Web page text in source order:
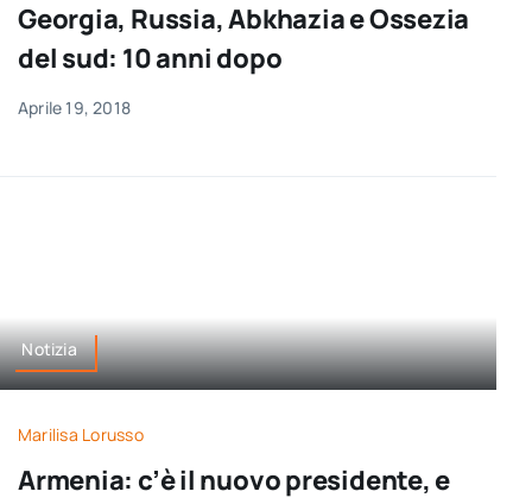
Georgia, Russia, Abkhazia e Ossezia
del sud: 10 anni dopo
Aprile 19, 2018
Notizia
Marilisa Lorusso
Armenia: c’è il nuovo presidente, e